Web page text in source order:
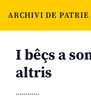
ARCHIVI DE PATRIE
I bêçs a
altris
............